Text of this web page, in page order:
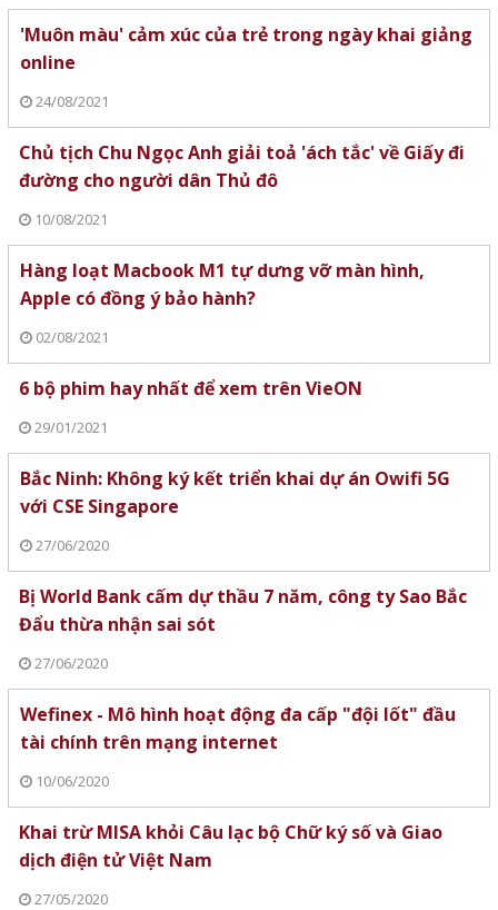
'Muôn màu' cảm xúc của trẻ trong ngày khai giảng
online
24/08/2021
Chủ tịch Chu Ngọc Anh giải toả 'ách tắc' về Giấy đi
đường cho người dân Thủ đô
10/08/2021
Hàng loạt Macbook M1 tự dưng vỡ màn hình,
Apple có đồng ý bảo hành?
02/08/2021
6 bộ phim hay nhất để xem trên VieON
29/01/2021
Bắc Ninh: Không ký kết triển khai dự án Owifi 5G
với CSE Singapore
27/06/2020
Bị World Bank cấm dự thầu 7 năm, công ty Sao Bắc
Đẩu thừa nhận sai sót
27/06/2020
Wefinex - Mô hình hoạt động đa cấp "đội lốt" đầu
tài chính trên mạng internet
10/06/2020
Khai trừ MISA khỏi Câu lạc bộ Chữ ký số và Giao
dịch điện tử Việt Nam
27/05/2020